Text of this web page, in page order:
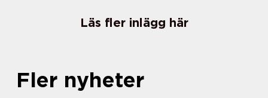
Läs fler inlägg här
Fler nyheter